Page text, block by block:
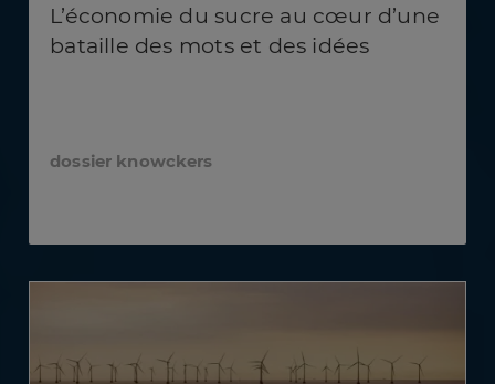
L’économie du sucre au cœur d’une
bataille des mots et des idées
dossier knowckers